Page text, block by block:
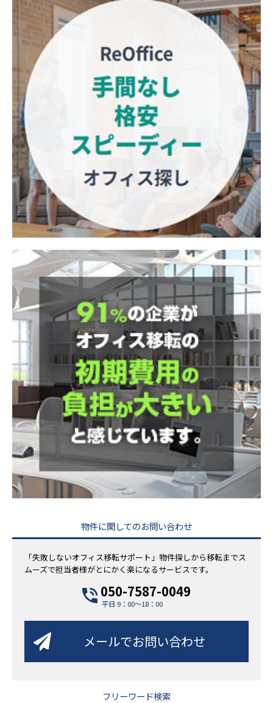
物件に関してのお問い合わせ
「失敗しないオフィス移転サポート」物件探しから移転までス
ムーズで担当者様がとにかく楽になるサービスです。
050-7587-0049
平日 9：00～18：00
メールでお問い合わせ
フリーワード検索